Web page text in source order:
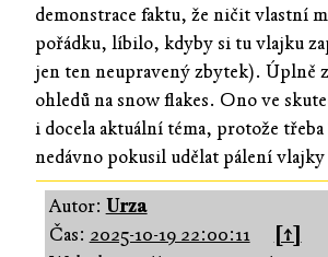
demonstrace faktu, že ničit vlastní
pořádku, líbilo, kdyby si tu vlajku
jen ten neupravený zbytek). Úplně
ohledů na snow flakes. Ono ve
i docela aktuální téma, protože třeba
nedávno pokusil udělat pálení
Autor: Urza
Čas: 2025-10-19 22:00:11
[↑]